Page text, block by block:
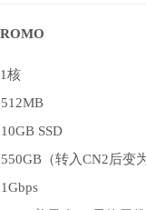
核
SSD
（转入CN2后变